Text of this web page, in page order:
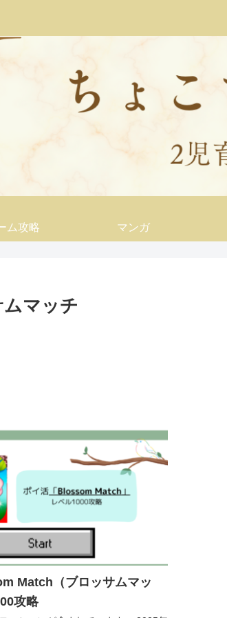
ム攻略 マンガ
マッチ
Match（ブロッサムマッ
攻略